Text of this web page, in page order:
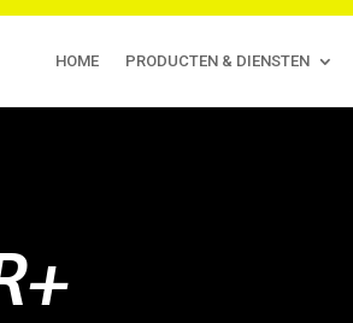
HOME PRODUCTEN & DIENSTEN